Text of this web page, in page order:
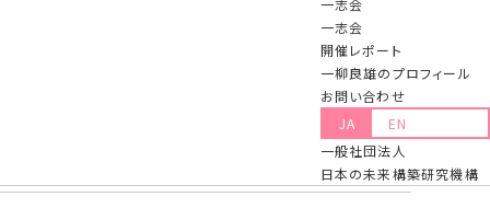
一志会
一志会
開催レポート
一柳良雄のプロフィール
お問い合わせ
JA
EN
一般社団法人
日本の未来構築研究機構